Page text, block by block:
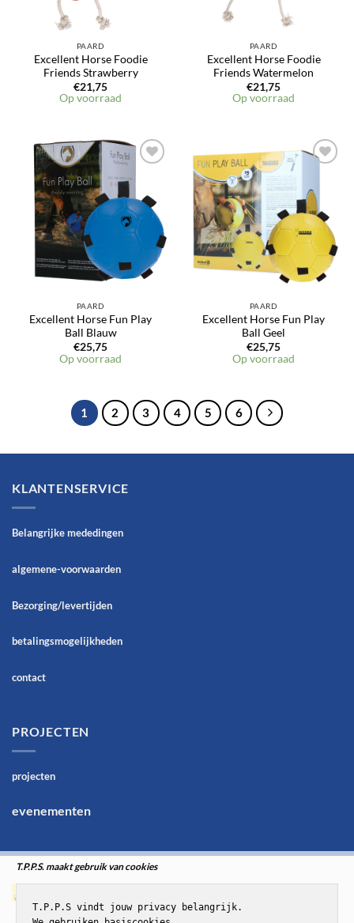
PAARD
Excellent Horse Foodie
Friends Strawberry
€21,75
Op voorraad
PAARD
Excellent Horse Foodie
Friends Watermelon
€21,75
Op voorraad
Toevoegen
verlanglijst
PAARD
Excellent Horse Fun Play
Ball Blauw
€25,75
Op voorraad
Toevoegen
verlanglijst
PAARD
Excellent Horse Fun Play
Ball Geel
€25,75
Op voorraad
1 2 3 4 5 6
KLANTENSERVICE
Belangrijke mededingen
algemene-voorwaarden
Bezorging/levertijden
betalingsmogelijkheden
contact
PROJECTEN
projecten
evenementen
T.P.P.S. maakt gebruik van cookies
T.P.P.S vindt jouw privacy belangrijk.